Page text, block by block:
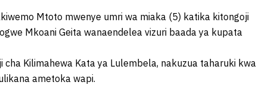
Mtoto mwenye umri wa miaka (5) katika kitongoji
Mkoani Geita wanaendelea vizuri baada ya kupata
Kilimahewa Kata ya Lulembela, nakuzua taharuki kwa
ametoka wapi.